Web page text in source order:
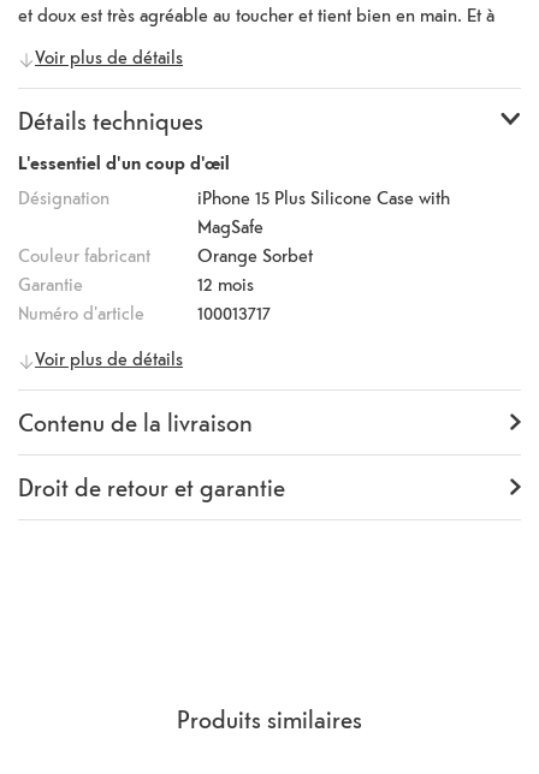
et doux est très agréable au toucher et tient bien en main. Et à
l'intérieur, une doublure en microfibre douce offre une
protection supplémentaire. En plus de son design exceptionnel,
aimants intégrés qui s'alignent parfaitement avec l'iPhone 15 Plus,
il s'attache et se détache comme par magie pour un chargement
sans fil plus rapide. Les aimants parfaitement alignés rendent la
recharge sans fil plus rapide et plus facile que jamais. Lors du
chargement, il suffit de laisser ton iPhone dans son étui et de
brancher ton chargeur MagSafe ou de le placer sur ton chargeur
certifié Qi.
Voir plus de détails
Détails techniques
L'essentiel d'un coup d'œil
Désignation
iPhone 15 Plus Silicone Case with
MagSafe
Couleur fabricant
Orange Sorbet
Garantie
12 mois
Numéro d'article
100013717
Informations générales
Fabricant
Apple
Numéro fabricant
MT173ZM/A
Voir plus de détails
Contenu de la livraison
Contenu de la livraison Backcover
Droit de retour et garantie
Garantie
12 mois
Produits similaires